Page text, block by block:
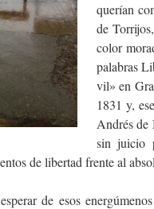
querían
de
color
palabras
vil» en
1831 y,
Andrés de
sin juicio
de libertad frente al
de esos